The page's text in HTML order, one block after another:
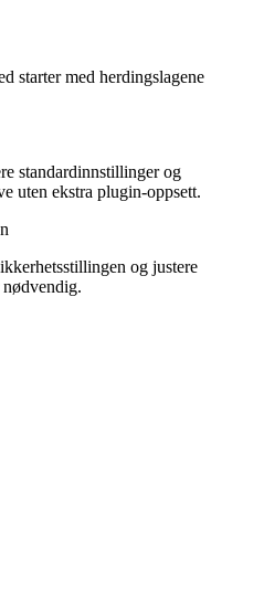
starter med herdingslagene
standardinnstillinger og
uten ekstra plugin-oppsett.
og justere
nødvendig.